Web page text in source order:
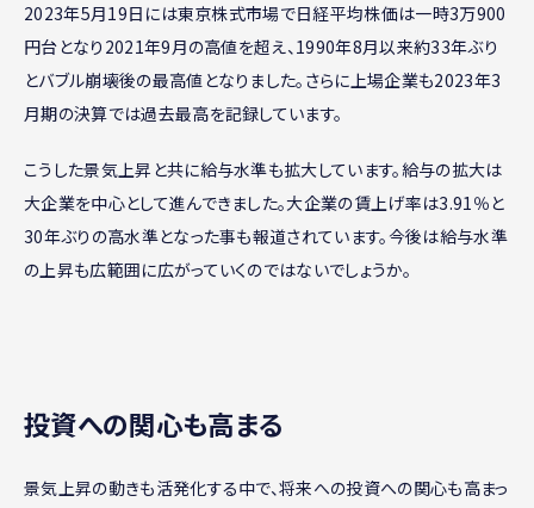
2023年5月19日には東京株式市場で日経平均株価は一時3万900
円台となり2021年9月の高値を超え、1990年8月以来約33年ぶり
とバブル崩壊後の最高値となりました。さらに上場企業も2023年3
月期の決算では過去最高を記録しています。
こうした景気上昇と共に給与水準も拡大しています。給与の拡大は
大企業を中心として進んできました。大企業の賃上げ率は3.91％と
30年ぶりの高水準となった事も報道されています。今後は給与水準
の上昇も広範囲に広がっていくのではないでしょうか。
投資への関心も高まる
景気上昇の動きも活発化する中で、将来への投資への関心も高まっ